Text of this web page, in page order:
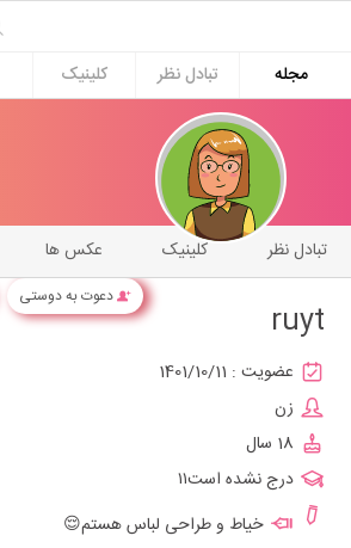
مجله
تبادل نظر کلینیک
دعوت به دوستی
عکس ها کلینیک تبادل نظر
ruyt
عضویت : 1401/10/11
زن
18 سال
درج نشده است۱۱
خیاط و طراحی لباس هستم😌